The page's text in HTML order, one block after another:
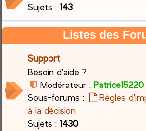
Sujets :143
Listes des
Support
Besoin d'aide ?
Modérateur : Patrice15220
Sous-forums :
Règles
à la décision
Sujets :1430